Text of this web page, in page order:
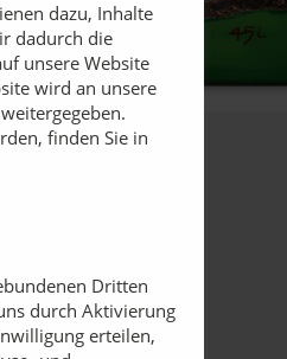
dazu, Inhalte
dadurch die
unsere Website
wird an unsere
finden Sie in
Dritten
durch Aktivierung
erteilen,